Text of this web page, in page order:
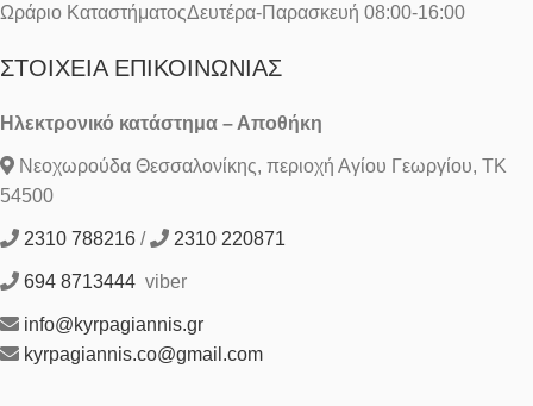
Ωράριο ΚαταστήματοςΔευτέρα-Παρασκευή 08:00-16:00
ΣΤΟΙΧΕΊΑ ΕΠΙΚΟΙΝΩΝΊΑΣ
Ηλεκτρονικό κατάστημα – Αποθήκη
Νεοχωρούδα Θεσσαλονίκης, περιοχή Αγίου Γεωργίου, ΤΚ
54500
2310 788216 / 2310 220871
694 8713444 viber
info@kyrpagiannis.gr
kyrpagiannis.co@gmail.com